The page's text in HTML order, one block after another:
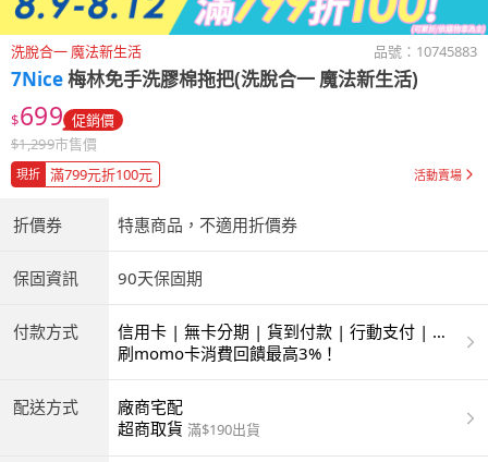
洗脫合一 魔法新生活 品號： 10745883
7Nice梅林免手洗膠棉拖把(洗脫合一 魔法新生活)
$699 促銷價
$1,299市售價
現折 滿799元折100元 活動賣場
折價券 特惠商品，不適用折價券
保固資訊 90天保固期
付款方式
信用卡 | 無卡分期 | 貨到付款 | 行動支付 | 超
商付款 | ATM | 銀聯卡
刷momo卡消費回饋最高3%！
配送方式
廠商宅配
超商取貨 滿$190出貨